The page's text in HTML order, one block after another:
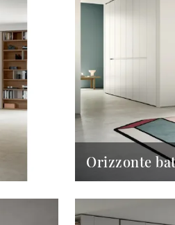
Orizzonte